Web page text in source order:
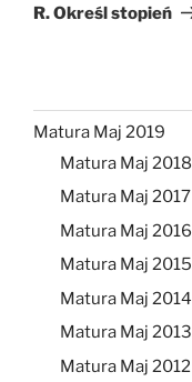
R. Określ stopień
Matura Maj 2019
Matura Maj 2018
Matura Maj 2017
Matura Maj 2016
Matura Maj 2015
Matura Maj 2014
Matura Maj 2013
Matura Maj 2012